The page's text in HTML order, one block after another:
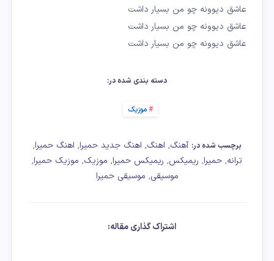
عاشق دیوونه چو من بسیار داشت
عاشق دیوونه چو من بسیار داشت
عاشق دیوونه چو من بسیار داشت
دسته بندی شده در:
موزیک
برچسب شده در: آهنگ, اهنگ, اهنگ جدید حمیرا, اهنگ حمیرا,
ترانه, حمیرا, ریمیکس, ریمیکس حمیرا, موزیک, موزیک حمیرا,
موسیقی, موسیقی حمیرا
اشتراک گذاری مقاله: